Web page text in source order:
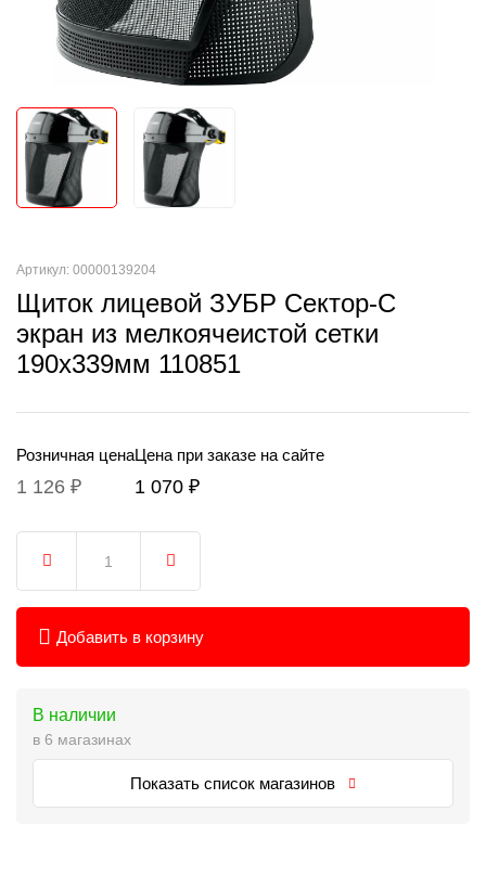
Артикул: 00000139204
Щиток лицевой ЗУБР Сектор-С
экран из мелкоячеистой сетки
190х339мм 110851
Розничная цена
1 126 ₽
Цена при заказе на сайте
1 070 ₽
Добавить в корзину
В наличии
в 6 магазинах
Показать список магазинов